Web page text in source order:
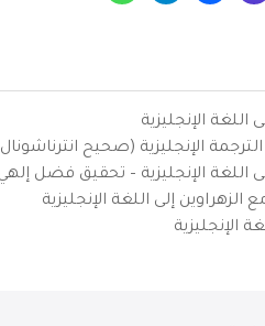
اللغة الإنجليزية
الإنجليزية (صحيح
اللغة الإنجليزية – تحقيق فضل
إلى اللغة الإنجليزية
الإنجليزية